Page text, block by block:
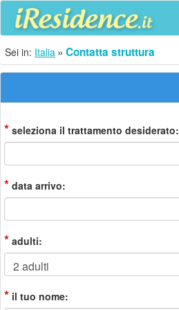
Sei in: Italia Contatta struttura
* seleziona il trattamento desiderato:
* data arrivo:
* adulti:
* il tuo nome: